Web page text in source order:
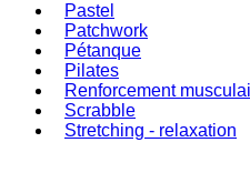
Pastel
Patchwork
Pétanque
Pilates
Renforcement
Scrabble
Stretching - relaxation